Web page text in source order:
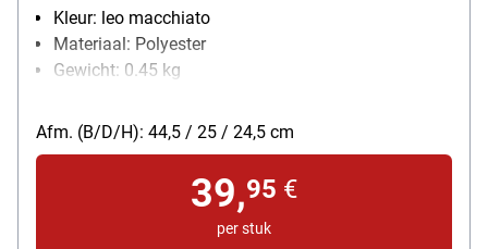
Kleur: leo macchiato
Materiaal: Polyester
Gewicht: 0.45 kg
Afm. (B/D/H): 44,5 / 25 / 24,5 cm
39,95 €
per stuk